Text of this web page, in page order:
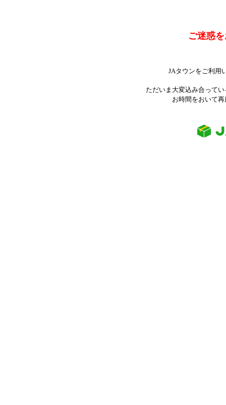
ご迷惑
JAタウンをご利用
ただいま大変込み合って
お時間をおいて